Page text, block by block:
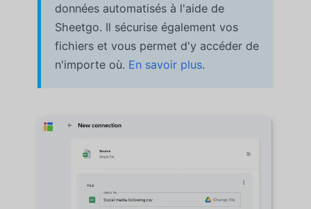
données automatisés à l'aide de
Sheetgo. Il sécurise également vos
fichiers et vous permet d'y accéder de
n'importe où. En savoir plus.